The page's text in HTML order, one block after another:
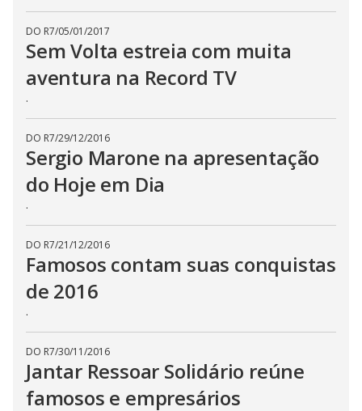
DO R7/05/01/2017
Sem Volta estreia com muita
aventura na Record TV
.
DO R7/29/12/2016
Sergio Marone na apresentação
do Hoje em Dia
.
DO R7/21/12/2016
Famosos contam suas conquistas
de 2016
.
DO R7/30/11/2016
Jantar Ressoar Solidário reúne
famosos e empresários